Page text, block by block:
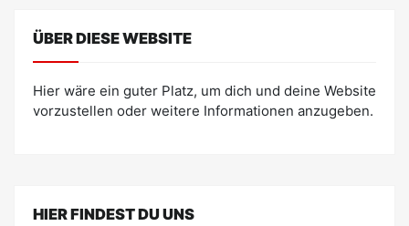
ÜBER DIESE WEBSITE
Hier wäre ein guter Platz, um dich und deine Website
vorzustellen oder weitere Informationen anzugeben.
HIER FINDEST DU UNS